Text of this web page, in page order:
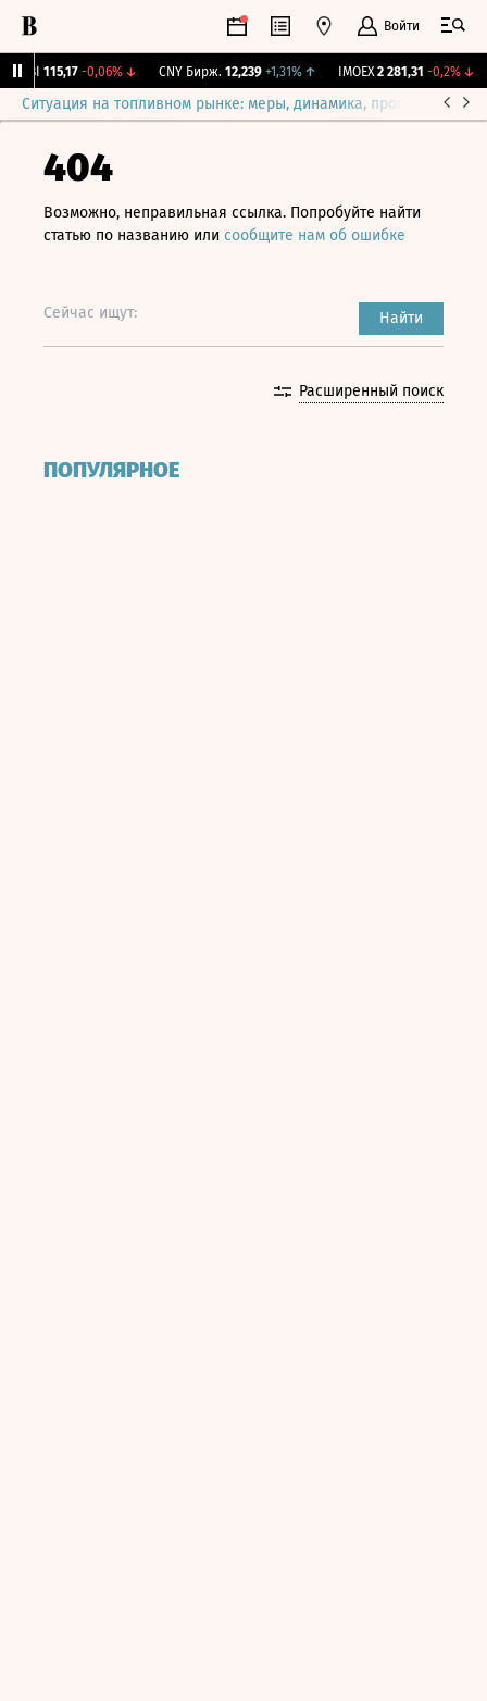
Войти
115,17 -0,06%↓ CNY Бирж. 12,239 +1,31% ↑ IMOEX 2 281,31 -0,2%↓
Ситуация на топливном рынке: меры, динамика, прогнозы
404
Возможно, неправильная ссылка. Попробуйте найти
статью по названию или сообщите нам об ошибке
Сейчас ищут: Найти
Расширенный поиск
ПОПУЛЯРНОЕ